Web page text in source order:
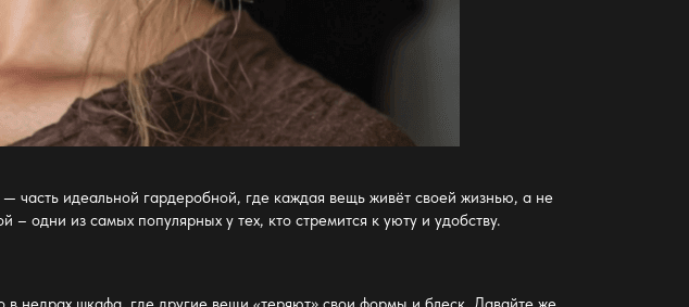
часть идеальной гардеробной, где каждая вещь живёт своей жизнью, а не
– одни из самых популярных у тех, кто стремится к уюту и удобству.